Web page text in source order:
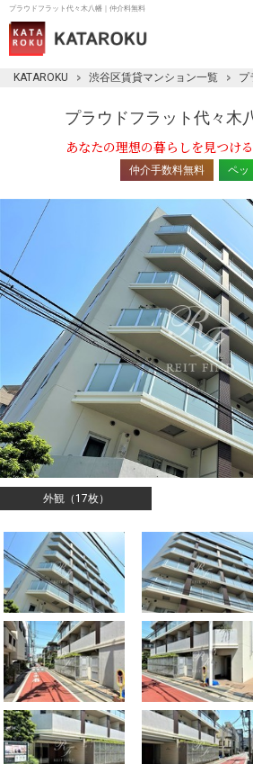
プラウドフラット代々木八幡｜仲介料無料
KATAROKU 渋谷区賃貸マンション一覧 プ
プラウドフラット代々木
あなたの理想の暮らしを見つけ
仲介手数料無料 ペッ
外観（17枚）